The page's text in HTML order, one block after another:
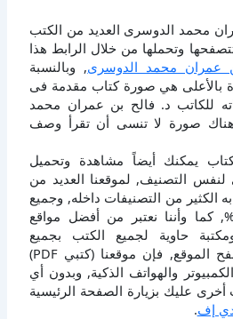
محمد الدوسرى العديد من الكتب
وتحملها من خلال الرابط هذا
عمران محمد الدوسرى, وبالنسبة
بالأعلى هي صورة كتاب مقدمة فى
للكاتب د. فالح بن عمران محمد
صورة لا تنسى أن تقرأ وصف
يمكنك أيضاً مشاهدة وتحميل
لنفس التصنيف, لموقعنا العديد من
الكثير من التصنيفات داخله, وجميع
الكتب مجانية 100%, كما وأننا نعتبر من أفضل مواقع
حاوية لجميع الكتب بجميع
تخصصاتها, وبالنسبة لتصفح الموقع, فإن موقعنا (كتبي PDF)
والهواتف الذكية, وبدون أي
عليك بزيارة الصفحة الرئيسية
إف.